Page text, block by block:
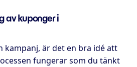
av kuponger i
kampanj, är det en bra idé att
fungerar som du tänkt